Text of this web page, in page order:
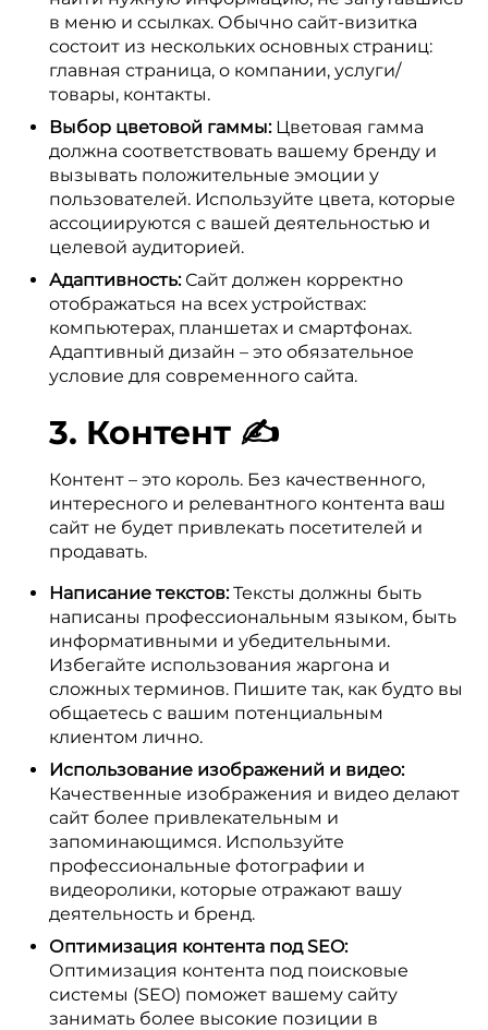
в меню и ссылках. Обычно сайт-визитка
состоит из нескольких основных страниц:
главная страница, о компании, услуги/
товары, контакты.
Выбор цветовой гаммы:Цветовая гамма
должна соответствовать вашему бренду и
вызывать положительные эмоции у
пользователей. Используйте цвета, которые
ассоциируются с вашей деятельностью и
целевой аудиторией.
Адаптивность:Сайт должен корректно
отображаться на всех устройствах:
компьютерах, планшетах и смартфонах.
Адаптивный дизайн – это обязательное
условие для современного сайта.
3. Контент ✍️
Контент – это король. Без качественного,
интересного и релевантного контента ваш
сайт не будет привлекать посетителей и
продавать.
Написание текстов:Тексты должны быть
написаны профессиональным языком, быть
информативными и убедительными.
Избегайте использования жаргона и
сложных терминов. Пишите так, как будто вы
общаетесь с вашим потенциальным
клиентом лично.
Использование изображений и видео:
Качественные изображения и видео делают
сайт более привлекательным и
запоминающимся. Используйте
профессиональные фотографии и
видеоролики, которые отражают вашу
деятельность и бренд.
Оптимизация контента под SEO:
Оптимизация контента под поисковые
системы (SEO) поможет вашему сайту
занимать более высокие позиции в